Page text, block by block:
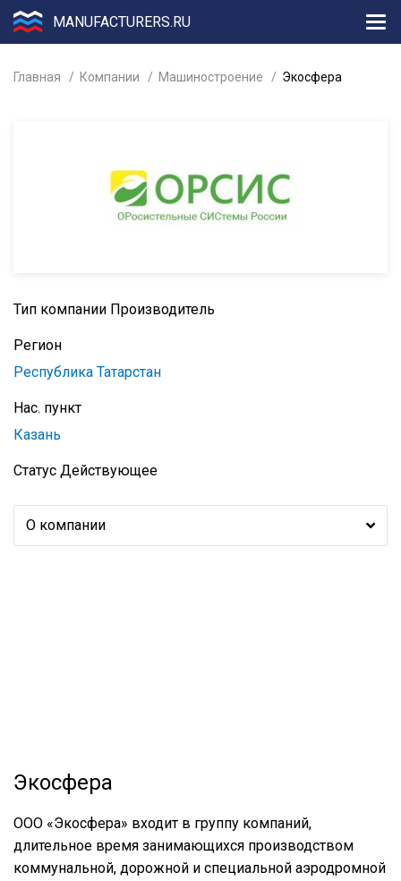
MANUFACTURERS.RU
Главная Компании Машиностроение Экосфера
Тип компании Производитель
Регион
Республика Татарстан
Нас. пункт
Казань
Статус Действующее
О компании
Экосфера
ООО «Экосфера» входит в группу компаний,
длительное время занимающихся производством
коммунальной, дорожной и специальной аэродромной